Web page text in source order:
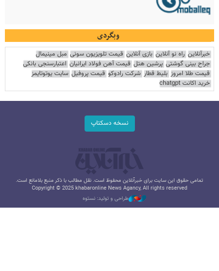
وبگردی
خبرآنلاین راه نو آنلاین بازی آنلاین قیمت تلویزیون سونی مبل مینیمال
جراح بینی گوشتی پرشین هتل قیمت آهن فولاد ایرانیان اعتبارسنجی بانکی
قیمت طلا امروز بلیط قطار شرکت رادوکو قیمت پروفیل سایت یوتوتایمز
خرید اکانت chatgpt
نسخه دسکتاپ
تمامی حقوق این سایت برای خبرآنلاین محفوظ است. نقل مطالب با ذکر منبع بلامانع است.
Copyright © 2025 khabaronline News Agancy, All rights reserved
طراحی و تولید: نستوه